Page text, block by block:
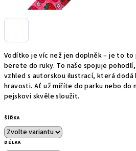
Vodítko je víc než jen doplněk – je to
berete do ruky. To naše spojuje
vzhled s autorskou ilustrací, která
hravosti. Ať už míříte do parku nebo do
pejskovi skvěle sloužit.
ŠÍŘKA
DÉLKA